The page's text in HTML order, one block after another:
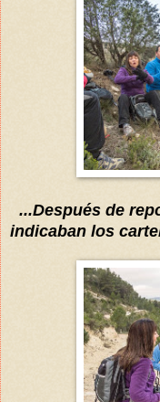
...Después de
indicaban los